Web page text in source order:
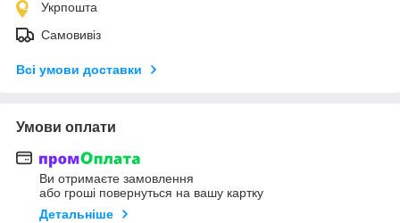
Укрпошта
Самовивіз
Всі умови доставки
Умови оплати
Ви отримаєте замовлення
або гроші повернуться на вашу картку
Детальніше